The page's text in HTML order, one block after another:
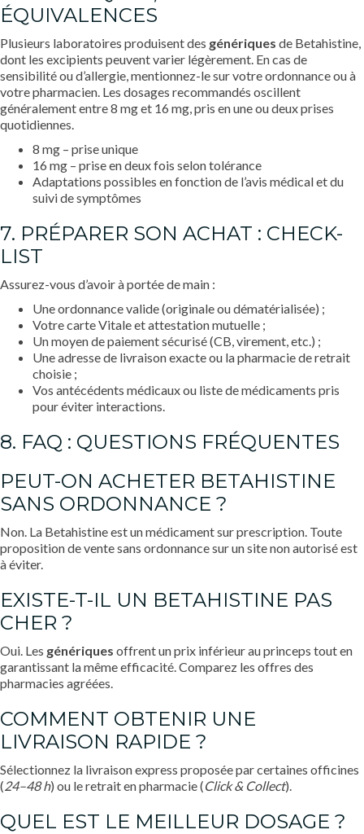
ÉQUIVALENCES
Plusieurs laboratoires produisent des génériques de Betahistine,
dont les excipients peuvent varier légèrement. En cas de
sensibilité ou d’allergie, mentionnez-le sur votre ordonnance ou à
votre pharmacien. Les dosages recommandés oscillent
généralement entre 8 mg et 16 mg, pris en une ou deux prises
quotidiennes.
8 mg – prise unique
16 mg – prise en deux fois selon tolérance
Adaptations possibles en fonction de l’avis médical et du
suivi de symptômes
7. PRÉPARER SON ACHAT : CHECK-
LIST
Assurez-vous d’avoir à portée de main :
Une ordonnance valide (originale ou dématérialisée) ;
Votre carte Vitale et attestation mutuelle ;
Un moyen de paiement sécurisé (CB, virement, etc.) ;
Une adresse de livraison exacte ou la pharmacie de retrait
choisie ;
Vos antécédents médicaux ou liste de médicaments pris
pour éviter interactions.
8. FAQ : QUESTIONS FRÉQUENTES
PEUT-ON ACHETER BETAHISTINE
SANS ORDONNANCE ?
Non. La Betahistine est un médicament sur prescription. Toute
proposition de vente sans ordonnance sur un site non autorisé est
à éviter.
EXISTE-T-IL UN BETAHISTINE PAS
CHER ?
Oui. Les génériques offrent un prix inférieur au princeps tout en
garantissant la même efficacité. Comparez les offres des
pharmacies agréées.
COMMENT OBTENIR UNE
LIVRAISON RAPIDE ?
Sélectionnez la livraison express proposée par certaines officines
(24–48 h) ou le retrait en pharmacie (Click & Collect).
QUEL EST LE MEILLEUR DOSAGE ?